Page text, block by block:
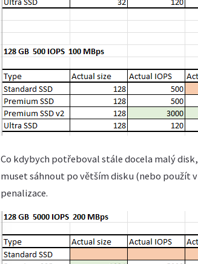
Co kdybych potřeboval stále docela malý
muset sáhnout po větším disku (nebo použít
penalizace.